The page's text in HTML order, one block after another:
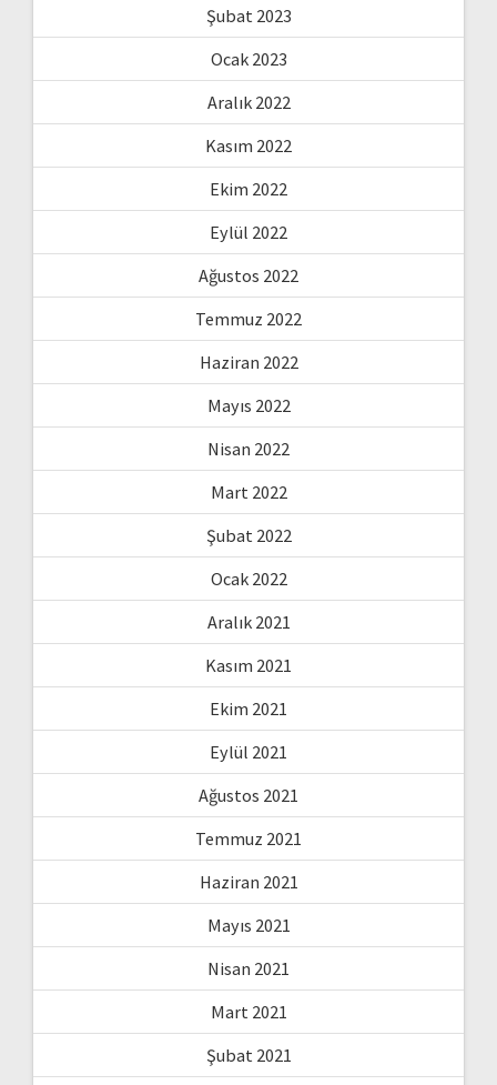
Şubat 2023
Ocak 2023
Aralık 2022
Kasım 2022
Ekim 2022
Eylül 2022
Ağustos 2022
Temmuz 2022
Haziran 2022
Mayıs 2022
Nisan 2022
Mart 2022
Şubat 2022
Ocak 2022
Aralık 2021
Kasım 2021
Ekim 2021
Eylül 2021
Ağustos 2021
Temmuz 2021
Haziran 2021
Mayıs 2021
Nisan 2021
Mart 2021
Şubat 2021